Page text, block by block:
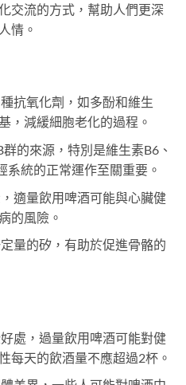
交流的方式，幫助人們更深
情。
抗氧化劑，如多酚和維生
，減緩細胞老化的過程。
的來源，特別是維生素B6、
系統的正常運作至關重要。
適量飲用啤酒可能與心臟健
的風險。
量的矽，有助於促進骨骼的
處，過量飲用啤酒可能對健
每天的飲酒量不應超過2杯。